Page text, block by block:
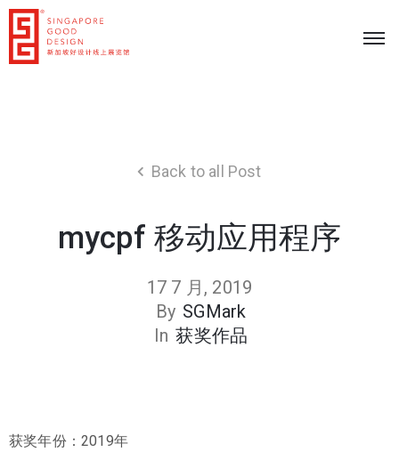
Back to all Post
mycpf 移动应用程序
17 7 月, 2019
By SGMark
In 获奖作品
获奖年份：2019年